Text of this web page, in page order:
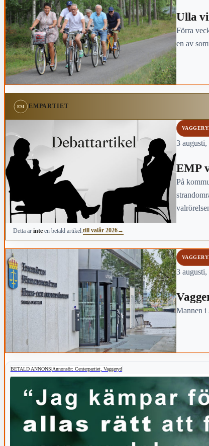
Ulla
Förra
en av
EMPARTIET
3
EMP
På
Detta ärinte en betald artikel.till valår 2026→
3
Mannen i
BETALD ANNONS Annonsör: Centerpartiet, Vaggeryd